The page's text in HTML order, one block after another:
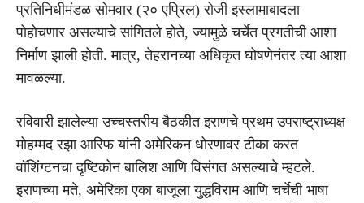
प्रतिनिधीमंडळ सोमवार (२० एप्रिल) रोजी इस्लामाबादला
पोहोचणार असल्याचे सांगितले होते, ज्यामुळे चर्चेत प्रगतीची आशा
निर्माण झाली होती. मात्र, तेहरानच्या अधिकृत घोषणेनंतर त्या आशा
मावळल्या.
रविवारी झालेल्या उच्चस्तरीय बैठकीत इराणचे प्रथम उपराष्ट्राध्यक्ष
मोहम्मद रझा आरिफ यांनी अमेरिकन धोरणावर टीका करत
वॉशिंग्टनचा दृष्टिकोन बालिश आणि विसंगत असल्याचे म्हटले.
इराणच्या मते, अमेरिका एका बाजूला युद्धविराम आणि चर्चेची भाषा